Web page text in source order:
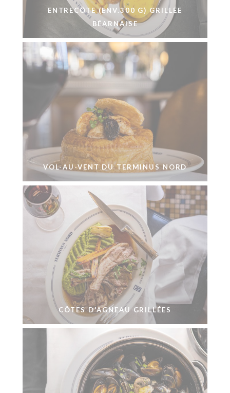
ENTRECÔTE (ENV.300 G) GRILLÉE
BÉARNAISE
VOL-AU-VENT DU TERMINUS NORD
CÔTES D'AGNEAU GRILLÉES